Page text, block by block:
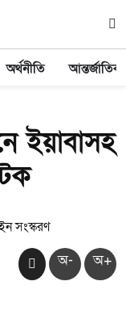
অর্থনীতি আন্তর্জাতিক
ইয়াবাসহ
সংস্করণ
অ- অ+